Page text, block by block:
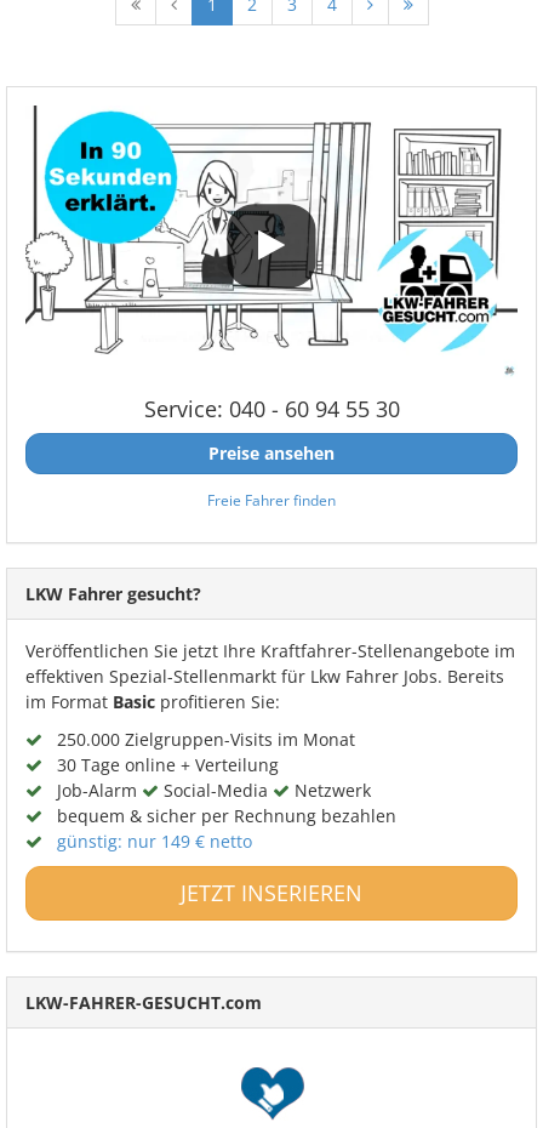
Service: 040 - 60 94 55 30
Preise ansehen
Freie Fahrer finden
LKW Fahrer gesucht?
Veröffentlichen Sie jetzt Ihre Kraftfahrer-Stellenangebote im
effektiven Spezial-Stellenmarkt für Lkw Fahrer Jobs. Bereits
im Format Basic profitieren Sie:
250.000 Zielgruppen-Visits im Monat
30 Tage online + Verteilung
Job-Alarm
Social-Media
Netzwerk
bequem & sicher per Rechnung bezahlen
günstig: nur 149 € netto
JETZT INSERIEREN
LKW-FAHRER-GESUCHT.com